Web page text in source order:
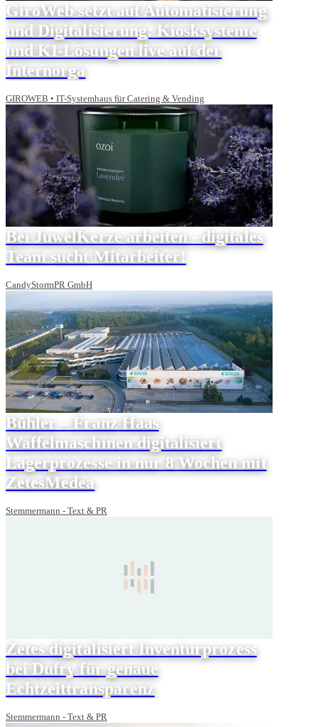
GiroWeb setzt auf Automatisierung
und Digitalisierung: Kiosksysteme
und KI-Lösungen live auf der
Internorga
GIROWEB • IT-Systemhaus für Catering & Vending
Bei JuwelKerze arbeiten - digitales
Team sucht Mitarbeiter!
CandyStormPR GmbH
Bühler – Franz Haas
Waffelmaschinen digitalisiert
Lagerprozesse in nur 8 Wochen mit
ZetesMedea
Stemmermann - Text & PR
Zetes digitalisiert Inventurprozess
bei Dufry für genaue
Echtzeittransparenz
Stemmermann - Text & PR